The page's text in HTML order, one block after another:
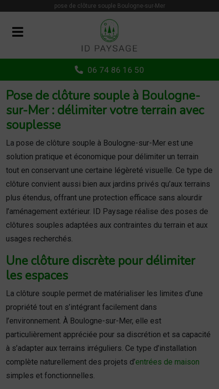
pose de clôture souple Boulogne-sur-Mer
06 74 86 16 50
Pose de clôture souple à Boulogne-
sur-Mer : délimiter votre terrain avec
souplesse
La pose de clôture souple à Boulogne-sur-Mer est une
solution pratique et économique pour délimiter un terrain
tout en conservant une certaine légèreté visuelle. Ce type de
clôture convient aussi bien aux jardins privés qu’aux terrains
plus étendus, offrant une protection efficace sans alourdir
l’aménagement extérieur. ID Paysage réalise des poses de
clôtures souples adaptées aux contraintes du terrain et aux
usages recherchés.
Une clôture discrète pour délimiter
les espaces
La clôture souple permet de matérialiser les limites d’une
propriété tout en s’intégrant facilement dans
l’environnement. À Boulogne-sur-Mer, elle est
particulièrement appréciée pour sa discrétion et sa capacité
à s’adapter aux terrains irréguliers. Ce type d’installation
complète naturellement des projets d’entrées de maison
simples et fonctionnelles.
Panneau de gestion des cookies